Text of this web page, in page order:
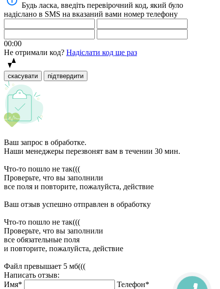
Будь ласка, введіть перевірочний код, який було
надіслано в SMS на вказаний вами номер телефону
00:00
Не отримали код? Надіслати код ще раз
скасувати підтвердити
Ваш запрос в обработке.
Наши менеджеры перезвонят вам в течении 30 мин.
Что-то пошло не так(((
Проверьте, что вы заполнили
все поля и повторите, пожалуйста, действие
Ваш отзыв успешно отправлен в обработку
Что-то пошло не так(((
Проверьте, что вы заполнили
все обязательные поля
и повторите, пожалуйста, действие
Файл превышает 5 мб(((
Написать отзыв:
Имя*
Телефон*